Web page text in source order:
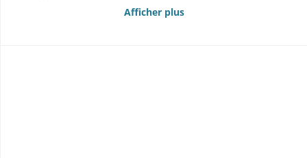
1840, 1843, 1854-1855, 1860-1864 1866, 1868-1869
Afficher plus